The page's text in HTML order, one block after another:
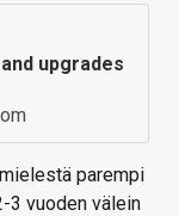
upgrades
parempi
3 vuoden välein